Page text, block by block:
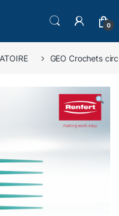
0
GEO Crochets